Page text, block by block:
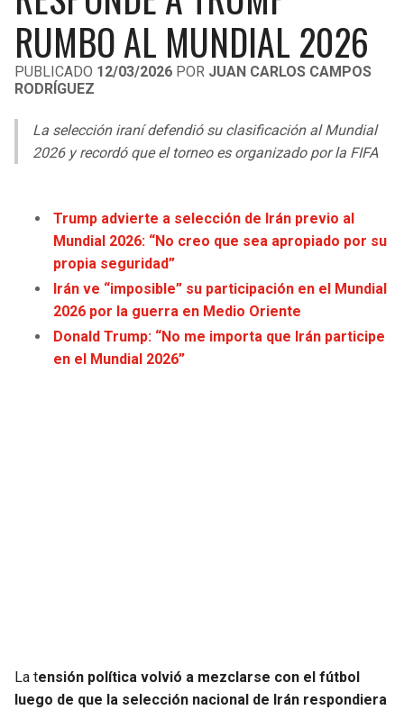
LIGA DE EXPANSIÓN MX
LEAGUES CUP
UEFA EUROPA LEAGUE
UEFA CONFERENCE LEAGUE
MLS
COPA LIBERTADORES
LIGA BETPLAY
OTRAS LIGAS
RAIDERS
CHARGERS
RAVENS
CARDINALS
CAVALIERS
PISTONS
PACERS
MAVERICKS
RUMBO AL MUNDIAL 2026
PUBLICADO 12/03/2026 POR JUAN CARLOS CAMPOS
RODRÍGUEZ
La selección iraní defendió su clasificación al Mundial
2026 y recordó que el torneo es organizado por la FIFA
Trump advierte a selección de Irán previo al
Mundial 2026: “No creo que sea apropiado por su
propia seguridad”
Irán ve “imposible” su participación en el Mundial
2026 por la guerra en Medio Oriente
Donald Trump: “No me importa que Irán participe
en el Mundial 2026”
La tensión política volvió a mezclarse con el fútbol
luego de que la selección nacional de Irán respondiera